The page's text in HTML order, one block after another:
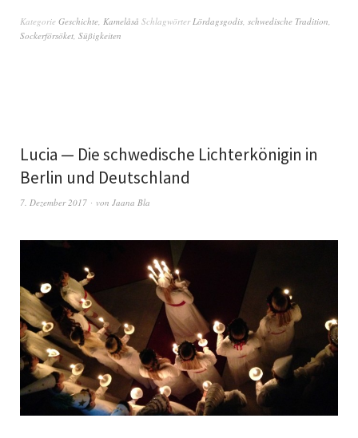
Kategorie Geschichte, Kamelåså SchlagwörterLördagsgodis, schwedische Tradition,
Sockerförsöket, Süßigkeiten
Lucia — Die schwedische Lichterkönigin in
Berlin und Deutschland
7. Dezember 2017 von Jaana Bla